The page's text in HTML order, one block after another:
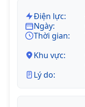
Điện lực:
Ngày:
Thời gian:
Khu vực:
Lý do: